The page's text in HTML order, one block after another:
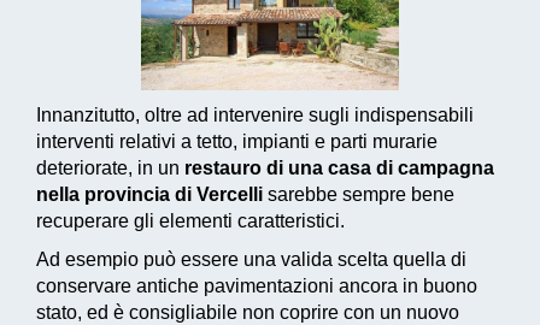
Innanzitutto, oltre ad intervenire sugli indispensabili
interventi relativi a tetto, impianti e parti murarie
deteriorate, in un restauro di una casa di campagna
nella provincia di Vercelli sarebbe sempre bene
recuperare gli elementi caratteristici.
Ad esempio può essere una valida scelta quella di
conservare antiche pavimentazioni ancora in buono
stato, ed è consigliabile non coprire con un nuovo